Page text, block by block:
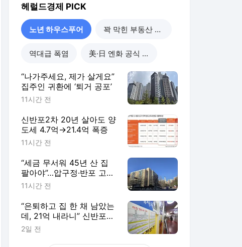
헤럴드경제 PICK
노년 하우스푸어 꽉 막힌 부동산 공급
역대급 폭염 美·日 엔화 공식 개입
“나가주세요, 제가 살게요”
집주인 귀환에 ‘퇴거 공포’
11시간 전
신반포2차 20년 살아도 양
도세 4.7억→21.4억 폭증
11시간 전
“세금 무서워 45년 산 집
팔아야”…압구정·반포 고령
층 울분
11시간 전
“은퇴하고 집 한 채 남았는
데, 21억 내라니” 신반포2
차 20년 살아도 양도세 5
2일 전